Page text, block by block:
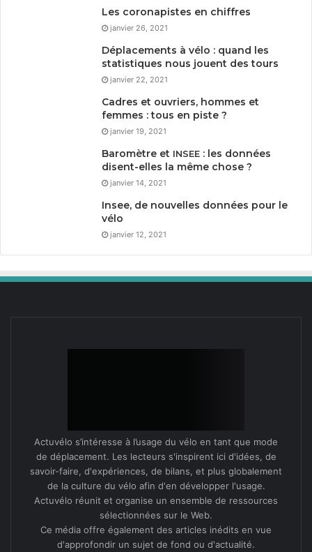
Les coronapistes en chiffres
janvier 26, 2021
Déplacements à vélo : quand les
statistiques nous jouent des tours
janvier 22, 2021
Cadres et ouvriers, hommes et
femmes : tous en piste ?
janvier 19, 2021
Baromètre et INSEE : les données
disent-elles la même chose ?
janvier 14, 2021
Insee, de nouvelles données pour le
vélo
janvier 12, 2021
Actuvélo s’intéresse à l’usage du vélo en tant que mode
de déplacement. Les lecteurs s'inspirent ici d'idées, de
savoir-faire, d'expériences, de bilans, et plus globalement
de la culture du vélo afin d'en développer l'usage.
Actuvélo réunit et organise un ensemble de ressources
sélectionnées sur le Web.
Ce média offre également des articles inédits en vue
d'approfondir un sujet de fond ou d'actualité.